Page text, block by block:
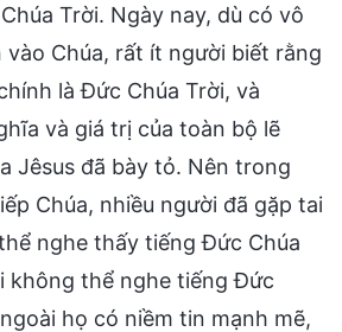
Trời. Ngày nay, dù có vô
Chúa, rất ít người biết rằng
là Đức Chúa Trời, và
và giá trị của toàn bộ lẽ
Jêsus đã bày tỏ. Nên trong
Chúa, nhiều người đã gặp tai
nghe thấy tiếng Đức Chúa
không thể nghe tiếng Đức
họ có niềm tin mạnh mẽ,